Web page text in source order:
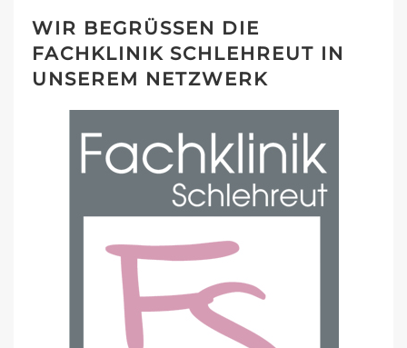
WIR BEGRÜSSEN DIE F
ACHKLINIK SCHLEHREUT IN U
NSEREM NETZWERK